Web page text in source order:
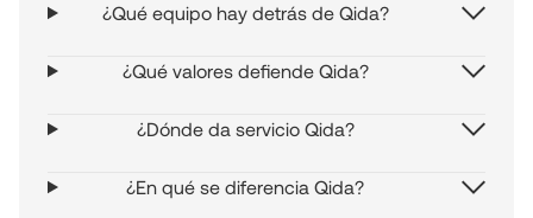
¿Qué equipo hay detrás de Qida?
¿Qué valores defiende Qida?
¿Dónde da servicio Qida?
¿En qué se diferencia Qida?